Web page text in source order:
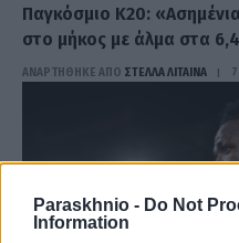
Paraskhnio - Do Not
Information
Παγκόσμιο Κ20:
στο μήκος με άλμα στα
ΑΝΑΡΤΗΘΗΚΕ ΑΠΟ ΣΤΈΛΛΑ ΛΊΤΑΙΝΑ